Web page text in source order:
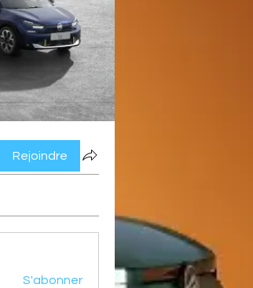
Rejoindre
S'abonner